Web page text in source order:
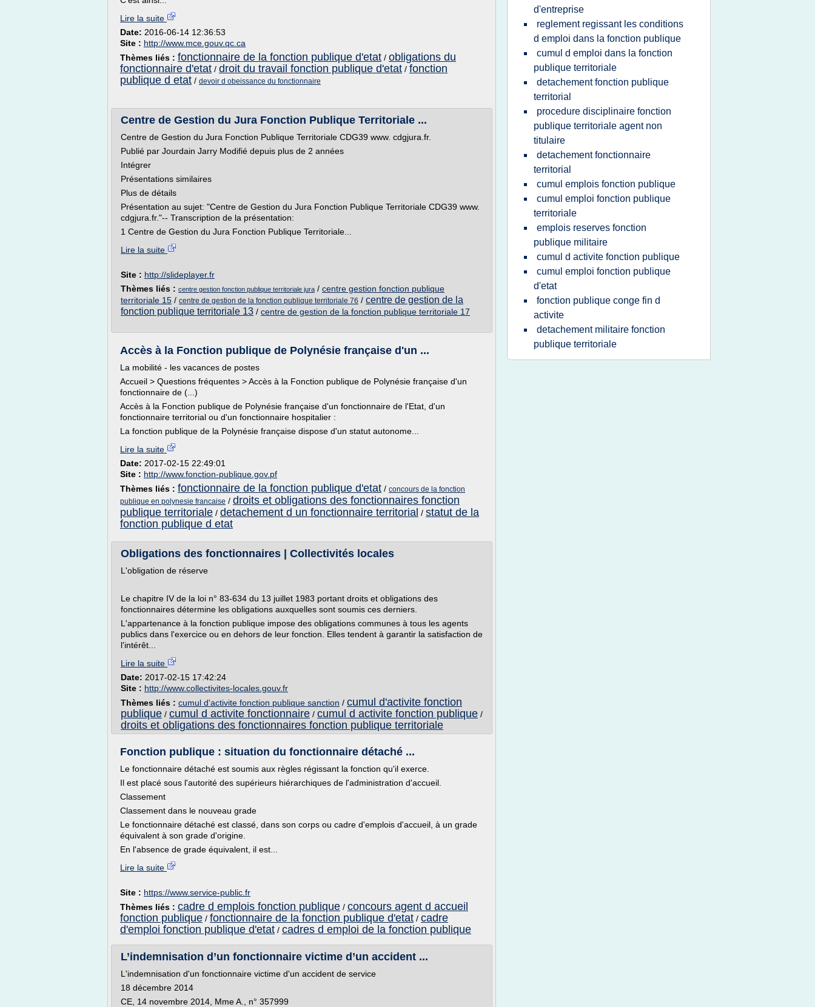
Lire la suite
Date: 2016-06-14 12:36:53
Site : http://www.mce.gouv.qc.ca
Thèmes liés : fonctionnaire de la fonction publique d'etat / obligations du
fonctionnaire d'etat / droit du travail fonction publique d'etat / fonction
publique d etat / devoir d obeissance du fonctionnaire
Centre de Gestion du Jura Fonction Publique Territoriale ...
Centre de Gestion du Jura Fonction Publique Territoriale CDG39 www. cdgjura.fr.
Publié par Jourdain Jarry Modifié depuis plus de 2 années
Intégrer
Présentations similaires
Plus de détails
Présentation au sujet: "Centre de Gestion du Jura Fonction Publique Territoriale CDG39 www.
cdgjura.fr."-- Transcription de la présentation:
1 Centre de Gestion du Jura Fonction Publique Territoriale...
Lire la suite
Site : http://slideplayer.fr
Thèmes liés : centre gestion fonction publique territoriale jura / centre gestion fonction publique
territoriale 15 / centre de gestion de la fonction publique territoriale 76 / centre de gestion de la
fonction publique territoriale 13 / centre de gestion de la fonction publique territoriale 17
Accès à la Fonction publique de Polynésie française d'un ...
La mobilité - les vacances de postes
Accueil > Questions fréquentes > Accès à la Fonction publique de Polynésie française d'un
fonctionnaire de (...)
Accès à la Fonction publique de Polynésie française d'un fonctionnaire de l'Etat, d'un
fonctionnaire territorial ou d'un fonctionnaire hospitalier :
La fonction publique de la Polynésie française dispose d'un statut autonome...
Lire la suite
Date: 2017-02-15 22:49:01
Site : http://www.fonction-publique.gov.pf
Thèmes liés : fonctionnaire de la fonction publique d'etat / concours de la fonction
publique en polynesie francaise / droits et obligations des fonctionnaires fonction
publique territoriale / detachement d un fonctionnaire territorial / statut de la
fonction publique d etat
Obligations des fonctionnaires | Collectivités locales
L'obligation de réserve
Le chapitre IV de la loi n° 83-634 du 13 juillet 1983 portant droits et obligations des
fonctionnaires détermine les obligations auxquelles sont soumis ces derniers.
L'appartenance à la fonction publique impose des obligations communes à tous les agents
publics dans l'exercice ou en dehors de leur fonction. Elles tendent à garantir la satisfaction de
l'intérêt...
Lire la suite
Date: 2017-02-15 17:42:24
Site : http://www.collectivites-locales.gouv.fr
Thèmes liés : cumul d'activite fonction publique sanction / cumul d'activite fonction
publique / cumul d activite fonctionnaire / cumul d activite fonction publique /
droits et obligations des fonctionnaires fonction publique territoriale
Fonction publique : situation du fonctionnaire détaché ...
Le fonctionnaire détaché est soumis aux règles régissant la fonction qu'il exerce.
Il est placé sous l'autorité des supérieurs hiérarchiques de l'administration d'accueil.
Classement
Classement dans le nouveau grade
Le fonctionnaire détaché est classé, dans son corps ou cadre d'emplois d'accueil, à un grade
équivalent à son grade d'origine.
En l'absence de grade équivalent, il est...
Lire la suite
Site : https://www.service-public.fr
Thèmes liés : cadre d emplois fonction publique / concours agent d accueil
fonction publique / fonctionnaire de la fonction publique d'etat / cadre
d'emploi fonction publique d'etat / cadres d emploi de la fonction publique
L’indemnisation d’un fonctionnaire victime d’un accident ...
L'indemnisation d'un fonctionnaire victime d'un accident de service
18 décembre 2014
CE, 14 novembre 2014, Mme A., n° 357999
d'entreprise
reglement regissant les conditions
d emploi dans la fonction publique
cumul d emploi dans la fonction
publique territoriale
detachement fonction publique
territorial
procedure disciplinaire fonction
publique territoriale agent non
titulaire
detachement fonctionnaire
territorial
cumul emplois fonction publique
cumul emploi fonction publique
territoriale
emplois reserves fonction
publique militaire
cumul d activite fonction publique
cumul emploi fonction publique
d'etat
fonction publique conge fin d
activite
detachement militaire fonction
publique territoriale